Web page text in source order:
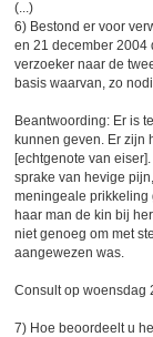
(...)
6) Bestond er voor
en 21 december 2004
verzoeker naar de
basis waarvan, zo
Beantwoording: Er is
kunnen geven. Er zijn
[echtgenote van
sprake van hevige
meningeale prikkeling
haar man de kin bij
niet genoeg om met
aangewezen was.
Consult op woensdag
7) Hoe beoordeelt u